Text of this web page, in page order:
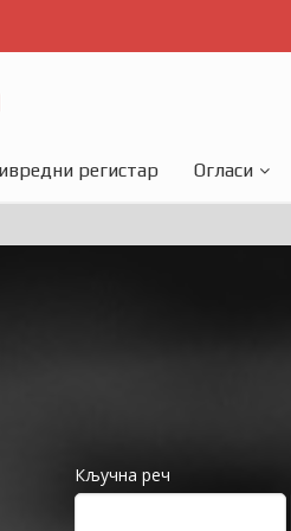
регистар Огласи
Кључна реч